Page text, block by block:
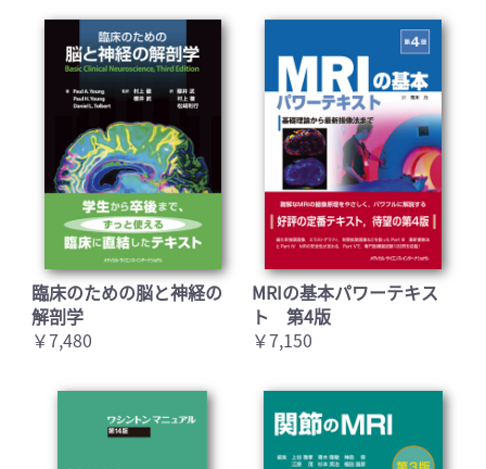
臨床のための脳と神経の
解剖学
￥7,480
MRIの基本パワーテキス
ト 第4版
￥7,150